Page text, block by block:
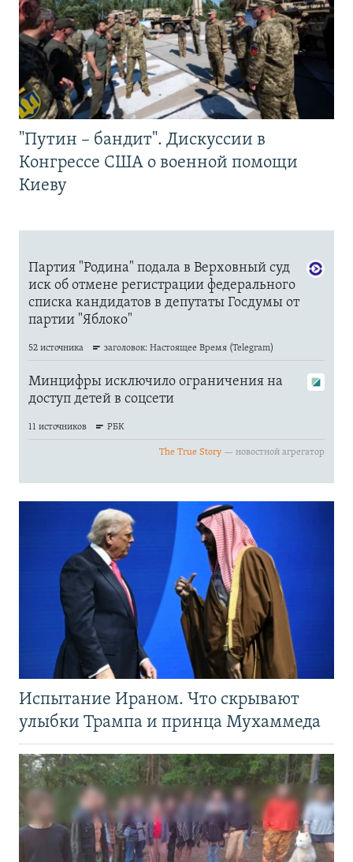
"Путин – бандит". Дискуссии в
Конгрессе США о военной помощи
Киеву
Испытание Ираном. Что скрывают
улыбки Трампа и принца Мухаммеда